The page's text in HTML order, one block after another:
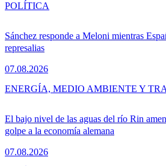
Sánchez responde a Meloni mientras
represalias
07.08.2026
POLÍTICA
El bajo nivel de las aguas del río Rin
golpe a la economía alemana
07.08.2026
ENERGÍA, MEDIO AMBIENTE Y